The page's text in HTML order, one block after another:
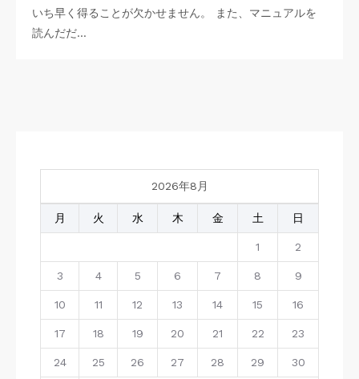
いち早く得ることが欠かせません。 また、マニュアルを
読んだだ…
2026年8月
月 火 水 木 金 土 日
1 2
3 4 5 6 7 8 9
10 11 12 13 14 15 16
17 18 19 20 21 22 23
24 25 26 27 28 29 30